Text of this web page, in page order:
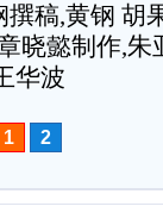
稿,黄钢 胡
晓懿制作,朱
华波
1 2